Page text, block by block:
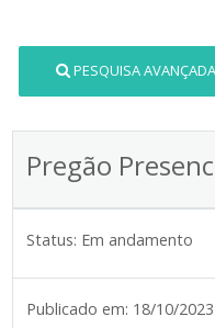
PESQUISA AVANÇADA
Pregão
Status: Em andamento
Publicado em: 18/10/2023